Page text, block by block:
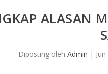
ALASAN
Diposting olehAdmin |